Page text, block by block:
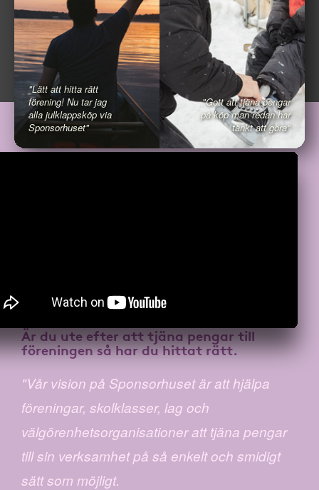
"Lätt att hitta rätt
förening! Nu tar jag
alla julklappsköp via
Sponsorhuset"
"Gott att tjäna pengar
på köp man redan har
tänkt att göra"
Är du ute efter atttjäna pengar till
föreningenså har du hittat rätt.
"Vår vision på Sponsorhuset är att hjälpa
föreningar, skolklasser, lag och
välgörenhetsorganisationer att tjäna pengar
till sin verksamhet på så enkelt och smidigt
sätt som möjligt.